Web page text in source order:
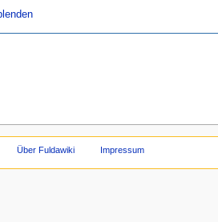
Über Fuldawiki Impressum